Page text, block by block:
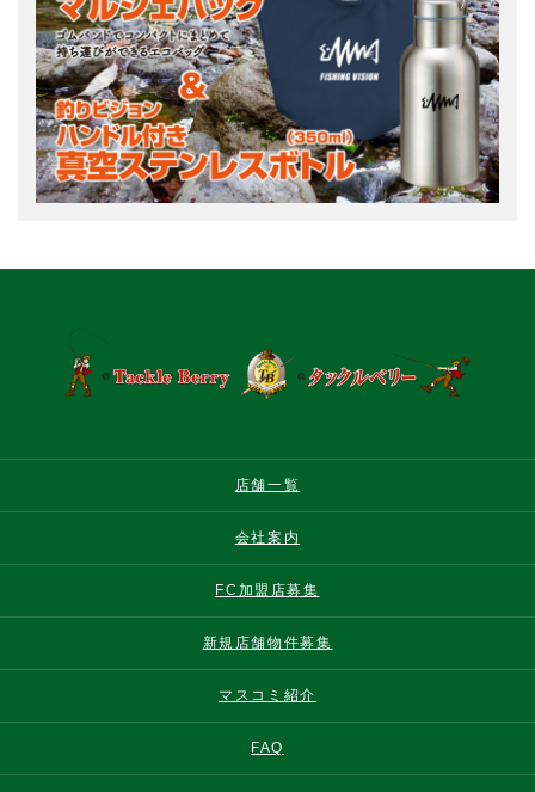
店舗一覧
会社案内
FC加盟店募集
新規店舗物件募集
マスコミ紹介
FAQ